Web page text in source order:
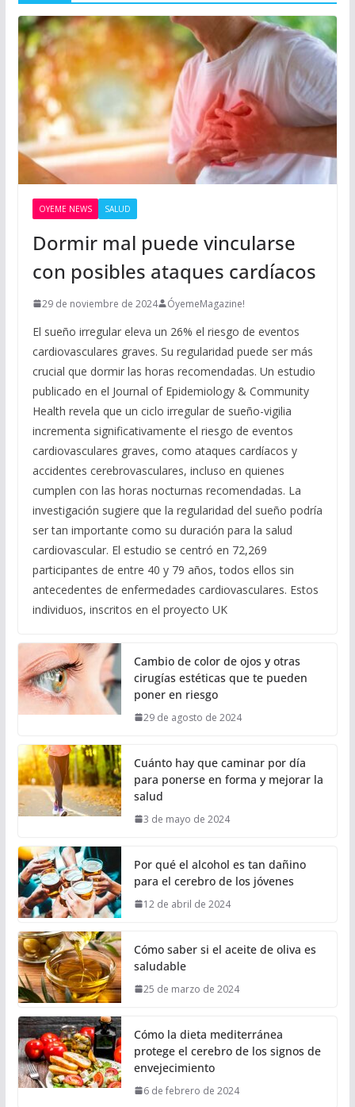
OYEME NEWS SALUD
Dormir mal puede vincularse
con posibles ataques cardíacos
29 de noviembre de 2024 ÓyemeMagazine!
El sueño irregular eleva un 26% el riesgo de eventos
cardiovasculares graves. Su regularidad puede ser más
crucial que dormir las horas recomendadas. Un estudio
publicado en el Journal of Epidemiology & Community
Health revela que un ciclo irregular de sueño-vigilia
incrementa significativamente el riesgo de eventos
cardiovasculares graves, como ataques cardíacos y
accidentes cerebrovasculares, incluso en quienes
cumplen con las horas nocturnas recomendadas. La
investigación sugiere que la regularidad del sueño podría
ser tan importante como su duración para la salud
cardiovascular. El estudio se centró en 72,269
participantes de entre 40 y 79 años, todos ellos sin
antecedentes de enfermedades cardiovasculares. Estos
individuos, inscritos en el proyecto UK
Cambio de color de ojos y otras
cirugías estéticas que te pueden
poner en riesgo
29 de agosto de 2024
Cuánto hay que caminar por día
para ponerse en forma y mejorar la
salud
3 de mayo de 2024
Por qué el alcohol es tan dañino
para el cerebro de los jóvenes
12 de abril de 2024
Cómo saber si el aceite de oliva es
saludable
25 de marzo de 2024
Cómo la dieta mediterránea
protege el cerebro de los signos de
envejecimiento
6 de febrero de 2024